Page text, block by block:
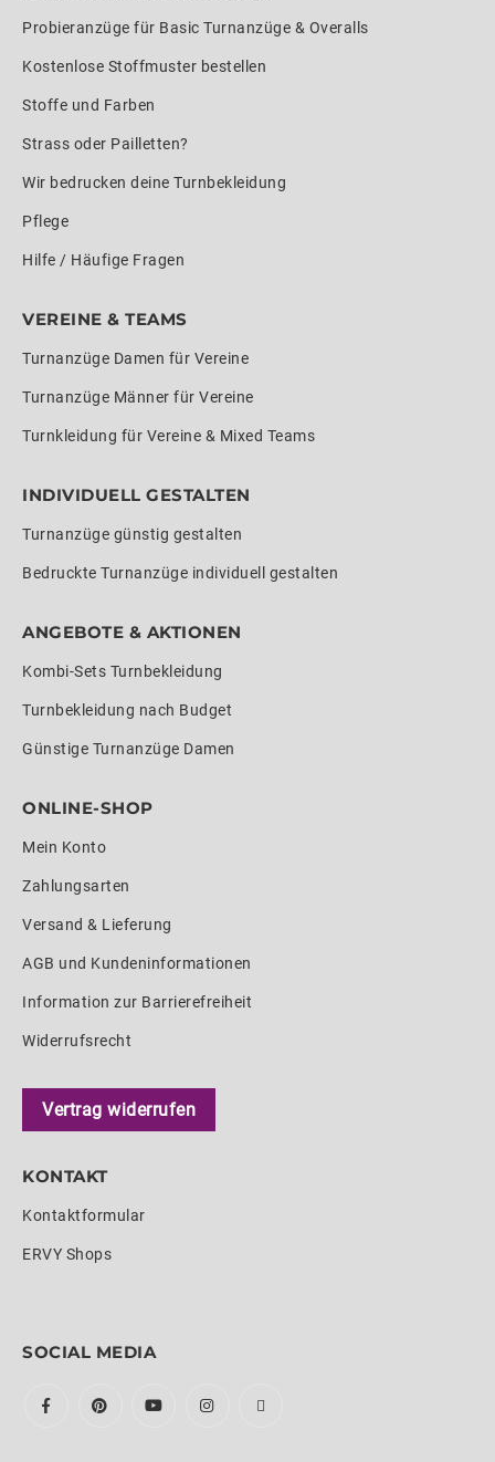
Probieranzüge für Basic Turnanzüge & Overalls
Kostenlose Stoffmuster bestellen
Stoffe und Farben
Strass oder Pailletten?
Wir bedrucken deine Turnbekleidung
Pflege
Hilfe / Häufige Fragen
VEREINE & TEAMS
Turnanzüge Damen für Vereine
Turnanzüge Männer für Vereine
Turnkleidung für Vereine & Mixed Teams
INDIVIDUELL GESTALTEN
Turnanzüge günstig gestalten
Bedruckte Turnanzüge individuell gestalten
ANGEBOTE & AKTIONEN
Kombi-Sets Turnbekleidung
Turnbekleidung nach Budget
Günstige Turnanzüge Damen
ONLINE-SHOP
Mein Konto
Zahlungsarten
Versand & Lieferung
AGB und Kundeninformationen
Information zur Barrierefreiheit
Widerrufsrecht
Vertrag widerrufen
KONTAKT
Kontaktformular
ERVY Shops
SOCIAL MEDIA